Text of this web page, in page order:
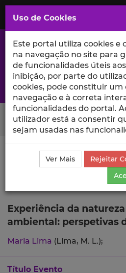
Saltar
para
Conteúdo
Principal
A excelência da investigação e
Search Button
Ciência_Iscte Comunicações
da Comunicação
Experiência da
ambiental: perspetivas
Maria Lima (Lima, M. L.);
Título Evento
Uso de Cookies
Este portal utiliza cookies e
na navegação no site para
de funcionalidades úteis
inibição, por parte do
cookies, pode constituir um
navegação e à correta
funcionalidades do portal.
utilizador está a consentir
sejam usadas nas
Ver Mais
Rejeitar